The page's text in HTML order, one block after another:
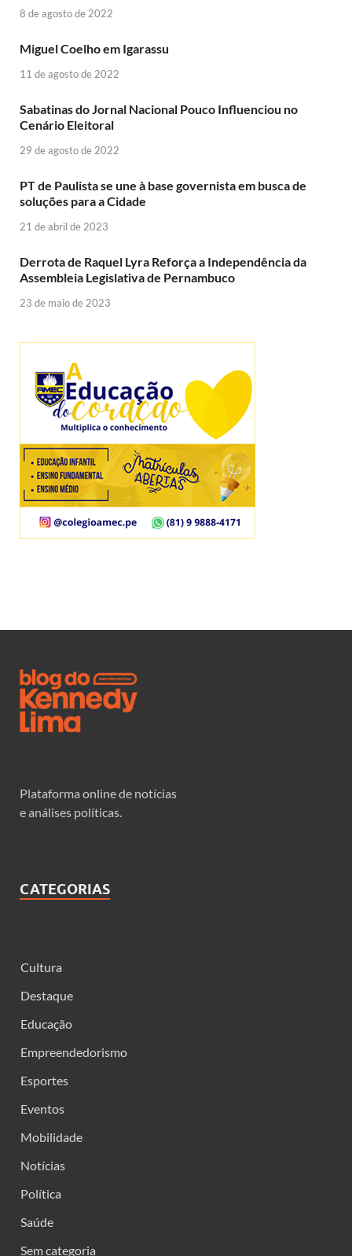
8 de agosto de 2022
Miguel Coelho em Igarassu
11 de agosto de 2022
Sabatinas do Jornal Nacional Pouco Influenciou no
Cenário Eleitoral
29 de agosto de 2022
PT de Paulista se une à base governista em busca de
soluções para a Cidade
21 de abril de 2023
Derrota de Raquel Lyra Reforça a Independência da
Assembleia Legislativa de Pernambuco
23 de maio de 2023
Plataforma online de notícias
e análises políticas.
CATEGORIAS
Cultura
Destaque
Educação
Empreendedorismo
Esportes
Eventos
Mobilidade
Notícias
Política
Saúde
Sem categoria